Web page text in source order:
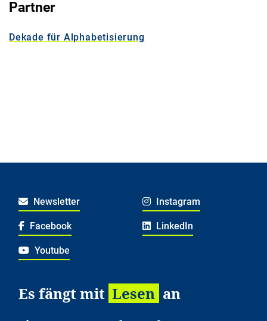
Partner
Dekade für Alphabetisierung
Newsletter Instagram
Facebook LinkedIn
Youtube
Es fängt mit Lesen an